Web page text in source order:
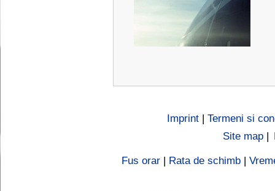
Imprint | Termeni si
Site map |
Fus orar | Rata de schimb |